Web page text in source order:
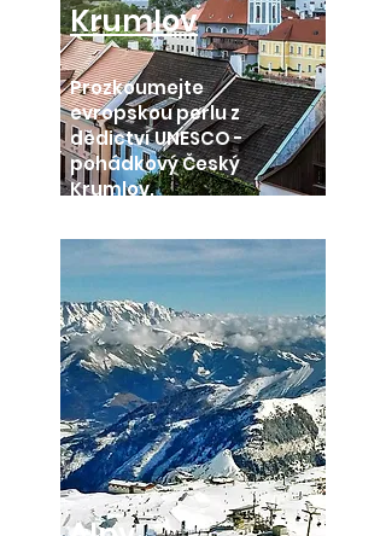
Krumlov
Prozkoumejte
evropskou perlu z
dědictví UNESCO -
pohádkový Český
Krumlov.